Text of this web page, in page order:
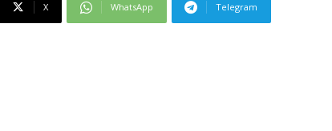
X WhatsApp Telegram